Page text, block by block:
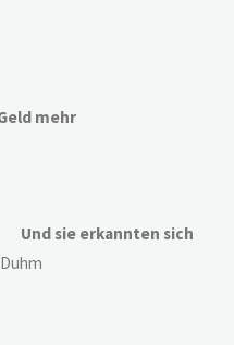
mehr
Und sie erkannten sich